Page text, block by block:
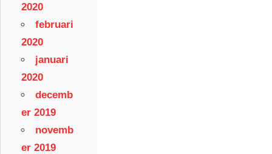
2020
februari
2020
januari
2020
decemb
er 2019
novemb
er 2019